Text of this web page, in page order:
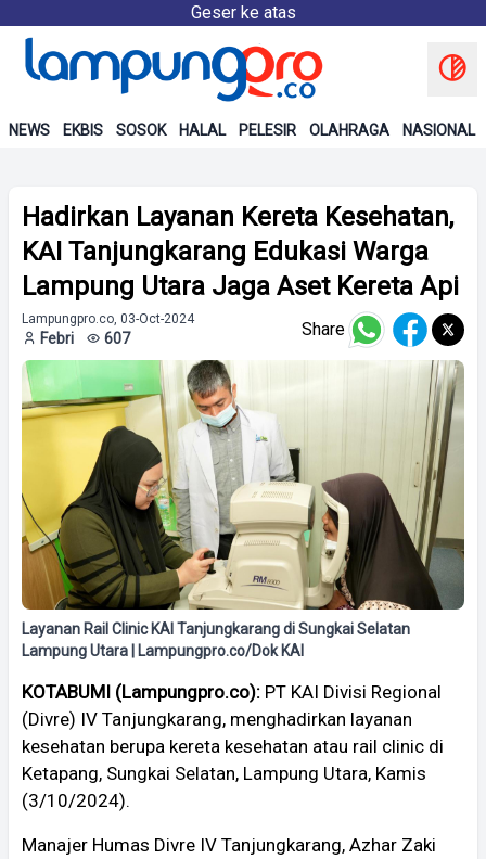
Geser ke atas
NEWS EKBIS SOSOK HALAL PELESIR OLAHRAGA NASIONAL
Hadirkan Layanan Kereta Kesehatan,
KAI Tanjungkarang Edukasi Warga
Lampung Utara Jaga Aset Kereta Api
Lampungpro.co, 03-Oct-2024
Febri 607 Share
Layanan Rail Clinic KAI Tanjungkarang di Sungkai Selatan
Lampung Utara | Lampungpro.co/Dok KAI
KOTABUMI (Lampungpro.co): PT KAI Divisi Regional
(Divre) IV Tanjungkarang, menghadirkan layanan
kesehatan berupa kereta kesehatan atau rail clinic di
Ketapang, Sungkai Selatan, Lampung Utara, Kamis
(3/10/2024).
Manajer Humas Divre IV Tanjungkarang, Azhar Zaki